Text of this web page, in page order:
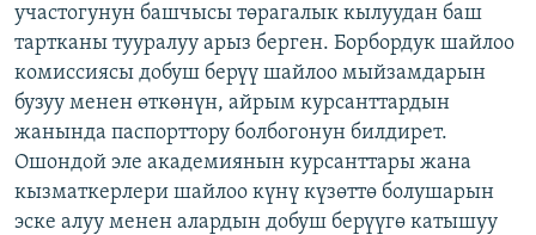
ЫҢГАЙСЫЗ СУРООЛОР
ЭЕ/АРнун бардык сайттары
участогунун башчысы төрагалык кылуудан баш
тартканы тууралуу арыз берген. Борбордук шайлоо
комиссиясы добуш берүү шайлоо мыйзамдарын
бузуу менен өткөнүн, айрым курсанттардын
жанында паспорттору болбогонун билдирет.
Ошондой эле академиянын курсанттары жана
кызматкерлери шайлоо күнү күзөттө болушарын
эске алуу менен алардын добуш берүүгө катышуу